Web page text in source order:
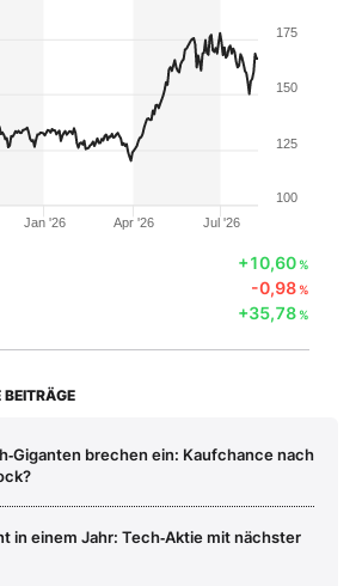
Jan '26 Apr '26 Jul '26
100
125
150
175
+10,60%
-0,98%
+35,78%
BEITRÄGE
brechen ein: Kaufchance nach
in einem Jahr: Tech‑Aktie mit nächster